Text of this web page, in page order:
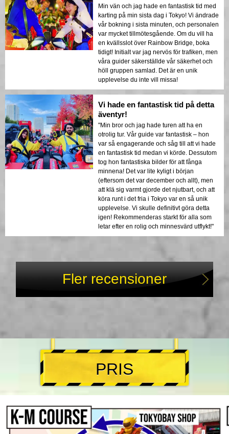
Min vän och jag hade en fantastisk tid med
karting på min sista dag i Tokyo! Vi ändrade
vår bokning i sista minuten, och personalen
var mycket tillmötesgående. Om du vill ha
en kvällsslot över Rainbow Bridge, boka
tidigt! Initialt var jag nervös för trafiken, men
våra guider säkerställde vår säkerhet och
höll gruppen samlad. Det är en unik
upplevelse du inte vill missa!
Vi hade en fantastisk tid på detta
äventyr!
"Min bror och jag hade turen att ha en
otrolig tur. Vår guide var fantastisk – hon
var så engagerande och såg till att vi hade
en fantastisk tid medan vi körde. Dessutom
tog hon fantastiska bilder för att fånga
minnena! Det var lite kyligt i början
(eftersom det var december och allt), men
att klä sig varmt gjorde det njutbart, och att
köra runt i det fria i Tokyo var en så unik
upplevelse. Vi skulle definitivt göra detta
igen! Rekommenderas starkt för alla som
letar efter en rolig och minnesvärd utflykt!"
Fler recensioner
PRIS